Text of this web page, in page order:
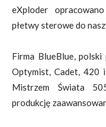
eXploder
płetwy sterowe do
Firma BlueBlue,
Optymist, Cadet, 420
Mistrzem Świata
produkcję